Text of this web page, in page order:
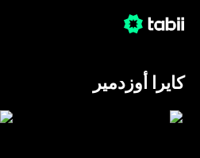
كايرا أوزدمير